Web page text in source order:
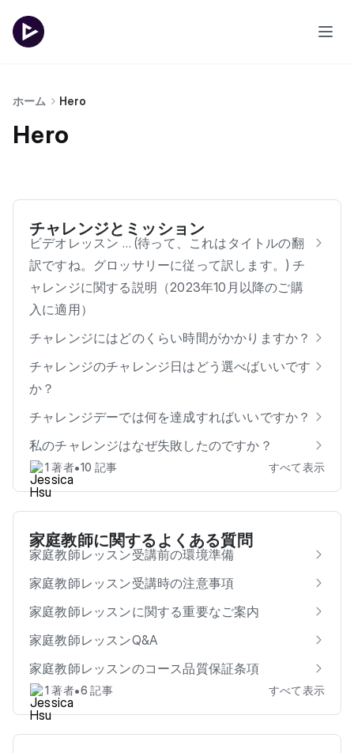
ホーム Hero
Hero
チャレンジとミッション
ビデオレッスン … (待って、これはタイトルの翻
訳ですね。グロッサリーに従って訳します。) チ
ャレンジに関する説明（2023年10月以降のご購
入に適用）
チャレンジにはどのくらい時間がかかりますか？
チャレンジのチャレンジ日はどう選べばいいです
か？
チャレンジデーでは何を達成すればいいですか？
私のチャレンジはなぜ失敗したのですか？
1 著者•10 記事 すべて表示
家庭教師に関するよくある質問
家庭教師レッスン受講前の環境準備
家庭教師レッスン受講時の注意事項
家庭教師レッスンに関する重要なご案内
家庭教師レッスンQ&A
家庭教師レッスンのコース品質保証条項
1 著者•6 記事 すべて表示